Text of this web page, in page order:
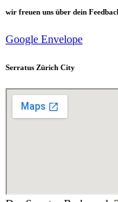
wir freuen uns über dein
Google Envelope
Serratus Zürich City